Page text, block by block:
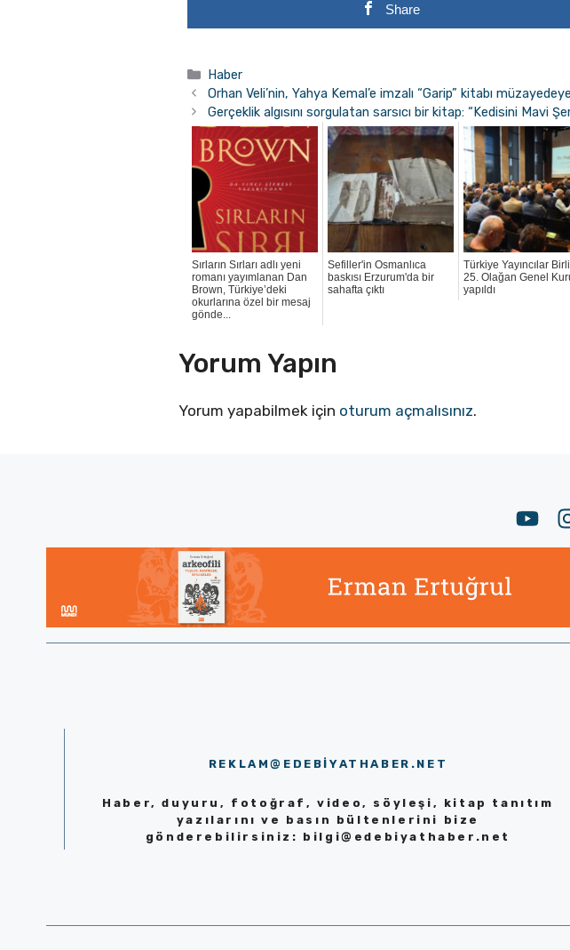
Share
Kategoriler
Haber
Orhan Veli’nin, Yahya Kemal’e imzalı “Garip” kitabı
Gerçeklik algısını sorgulatan sarsıcı bir kitap: “Kedisini Mavi
Sırların Sırları adlı yeni
romanı yayımlanan Dan
Brown, Türkiye’deki
okurlarına özel bir mesaj
gönde...
Sefiller'in Osmanlıca
baskısı Erzurum'da bir
sahafta çıktı
Türkiye Yayıncılar
25. Olağan Genel
yapıldı
Yorum Yapın
Yorum yapabilmek için oturum açmalısınız.
REKLAM@EDEBIYATHABER.NET
Haber, duyuru, fotoğraf, video, söyleşi, kitap tanıtım
yazılarını ve basın bültenlerini bize
gönderebilirsiniz: bilgi@edebiyathaber.net